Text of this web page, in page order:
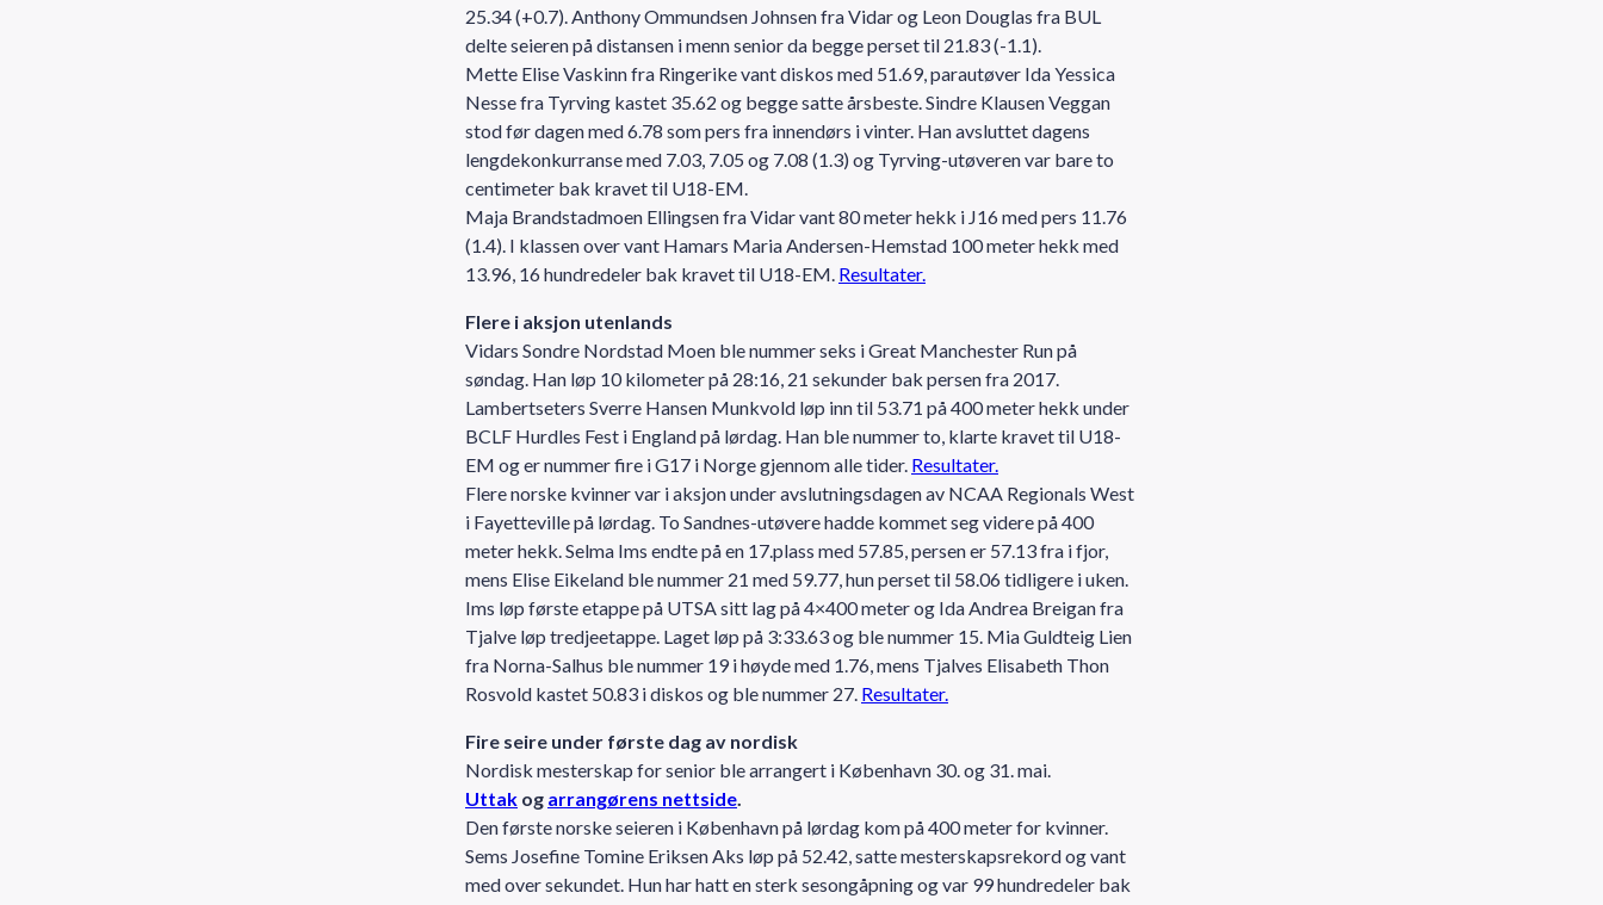
25.34 (+0.7). Anthony Ommundsen Johnsen fra Vidar og Leon Douglas fra BUL
delte seieren på distansen i menn senior da begge perset til 21.83 (-1.1).
Mette Elise Vaskinn fra Ringerike vant diskos med 51.69, parautøver Ida Yessica
Nesse fra Tyrving kastet 35.62 og begge satte årsbeste. Sindre Klausen Veggan
stod før dagen med 6.78 som pers fra innendørs i vinter. Han avsluttet dagens
lengdekonkurranse med 7.03, 7.05 og 7.08 (1.3) og Tyrving-utøveren var bare to
centimeter bak kravet til U18-EM.
Maja Brandstadmoen Ellingsen fra Vidar vant 80 meter hekk i J16 med pers 11.76
(1.4). I klassen over vant Hamars Maria Andersen-Hemstad 100 meter hekk med
13.96, 16 hundredeler bak kravet til U18-EM. Resultater.
Flere i aksjon utenlands
Vidars Sondre Nordstad Moen ble nummer seks i Great Manchester Run på
søndag. Han løp 10 kilometer på 28:16, 21 sekunder bak persen fra 2017.
Lambertseters Sverre Hansen Munkvold løp inn til 53.71 på 400 meter hekk under
BCLF Hurdles Fest i England på lørdag. Han ble nummer to, klarte kravet til U18-
EM og er nummer fire i G17 i Norge gjennom alle tider. Resultater.
Flere norske kvinner var i aksjon under avslutningsdagen av NCAA Regionals West
i Fayetteville på lørdag. To Sandnes-utøvere hadde kommet seg videre på 400
meter hekk. Selma Ims endte på en 17.plass med 57.85, persen er 57.13 fra i fjor,
mens Elise Eikeland ble nummer 21 med 59.77, hun perset til 58.06 tidligere i uken.
Ims løp første etappe på UTSA sitt lag på 4×400 meter og Ida Andrea Breigan fra
Tjalve løp tredjeetappe. Laget løp på 3:33.63 og ble nummer 15. Mia Guldteig Lien
fra Norna-Salhus ble nummer 19 i høyde med 1.76, mens Tjalves Elisabeth Thon
Rosvold kastet 50.83 i diskos og ble nummer 27. Resultater.
Fire seire under første dag av nordisk
Nordisk mesterskap for senior ble arrangert i København 30. og 31. mai.
Uttak og arrangørens nettside.
Den første norske seieren i København på lørdag kom på 400 meter for kvinner.
Sems Josefine Tomine Eriksen Aks løp på 52.42, satte mesterskapsrekord og vant
med over sekundet. Hun har hatt en sterk sesongåpning og var 99 hundredeler bak